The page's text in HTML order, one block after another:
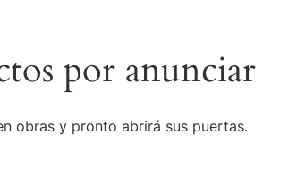
por anunciar
obras y pronto abrirá sus puertas.